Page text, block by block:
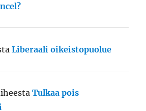
Liberaali oikeistopuolue
Tulkaa pois